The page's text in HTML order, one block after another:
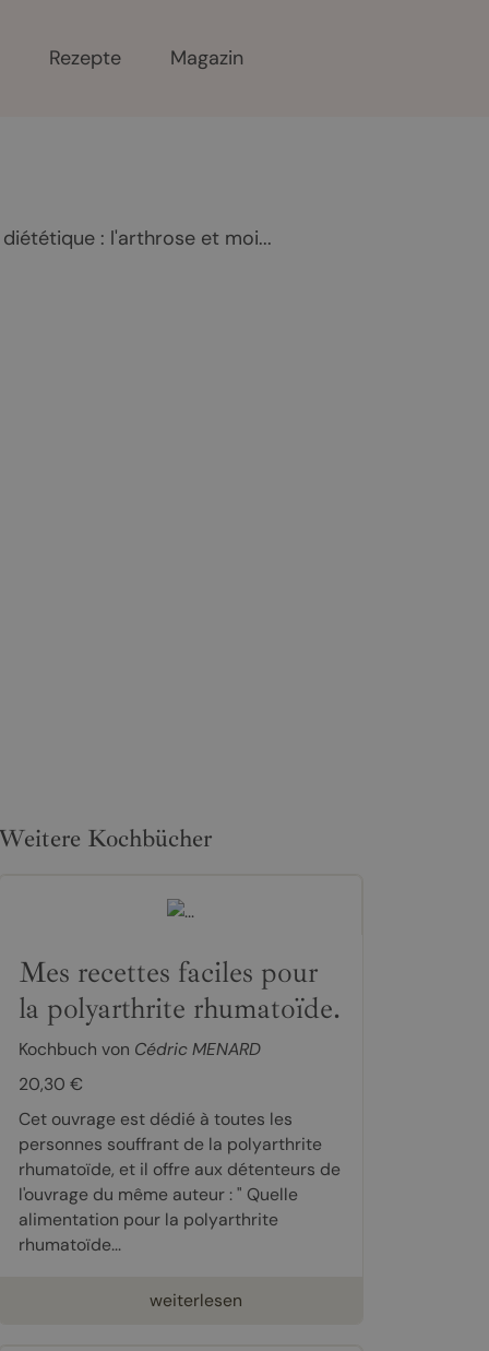
Rezepte Magazin
Kochbücher
Mes recettes faciles pour
la polyarthrite rhumatoïde.
Kochbuch von Cédric MENARD
20,30 €
Cet ouvrage est dédié à toutes les
personnes souffrant de la polyarthrite
rhumatoïde, et il offre aux détenteurs de
l'ouvrage du même auteur : " Quelle
alimentation pour la polyarthrite
rhumatoïde...
weiterlesen